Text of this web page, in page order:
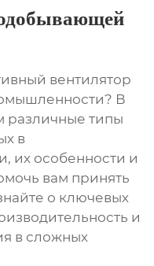
вентилятор
? В
различные типы
в
их особенности и
вам принять
о ключевых
и
в сложных